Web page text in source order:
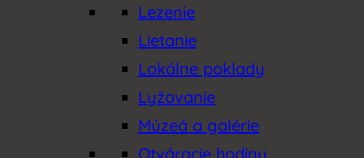
Lezenie
Lietanie
Lokálne poklady
Lyžovanie
Múzeá a galérie
Otváracie hodiny